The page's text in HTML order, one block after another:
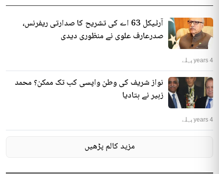
آرٹیکل 63 اے کی تشریح کا صدارتی ریفرنس،
صدرعارف علوی نے منظوری دیدی
4 years پہلے
نواز شریف کی وطن واپسی کب تک ممکن؟ محمد
زبیر نے بتادیا
4 years پہلے
مزید کالم پڑھیں